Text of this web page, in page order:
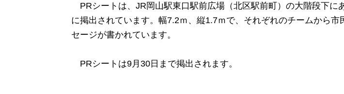
PRシートは、JR岡山駅東口駅前広場（北区駅前町）の大階段下に
に掲出されています。幅7.2ｍ、縦1.7ｍで、それぞれのチームから市
セージが書かれています。
PRシートは9月30日まで掲出されます。